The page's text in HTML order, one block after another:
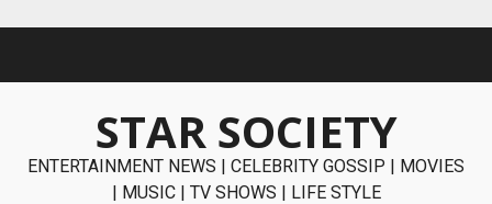
STAR SOCIETY
ENTERTAINMENT NEWS | CELEBRITY GOSSIP | MOVIES
| MUSIC | TV SHOWS | LIFE STYLE